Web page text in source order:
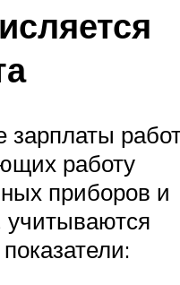
зарплаты
работу
приборов и
учитываются